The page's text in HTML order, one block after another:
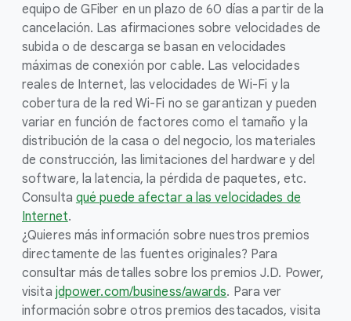
equipo de GFiber en un plazo de 60 días a partir de la
cancelación. Las afirmaciones sobre velocidades de
subida o de descarga se basan en velocidades
máximas de conexión por cable. Las velocidades
reales de Internet, las velocidades de Wi-Fi y la
cobertura de la red Wi-Fi no se garantizan y pueden
variar en función de factores como el tamaño y la
distribución de la casa o del negocio, los materiales
de construcción, las limitaciones del hardware y del
software, la latencia, la pérdida de paquetes, etc.
Consulta qué puede afectar a las velocidades de
Internet.
¿Quieres más información sobre nuestros premios
directamente de las fuentes originales? Para
consultar más detalles sobre los premios J.D. Power,
visita jdpower.com/business/awards. Para ver
información sobre otros premios destacados, visita